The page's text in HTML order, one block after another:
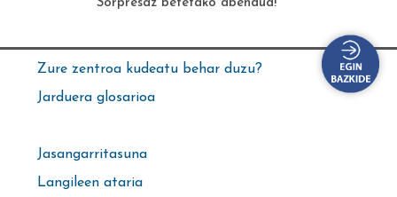
Sorpresaz betetako abendua!
Zure zentroa kudeatu behar duzu?
Jarduera glosarioa
Jasangarritasuna
Langileen ataria